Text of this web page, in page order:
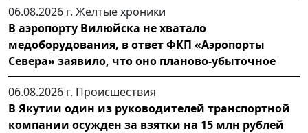
06.08.2026 г. Желтые хроники
В аэропорту Вилюйска не хватало
медоборудования, в ответ ФКП «Аэропорты
Севера» заявило, что оно планово-убыточное
06.08.2026 г. Происшествия
В Якутии один из руководителей транспортной
компании осужден за взятки на 15 млн рублей